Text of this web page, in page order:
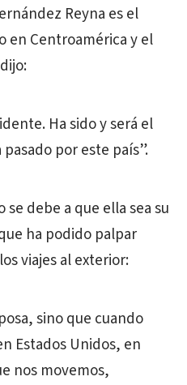
Reyna es el
en Centroamérica y el
Ha sido y será el
por este país”.
debe a que ella sea su
ha podido palpar
viajes al exterior:
sino que cuando
Estados Unidos, en
nos movemos,